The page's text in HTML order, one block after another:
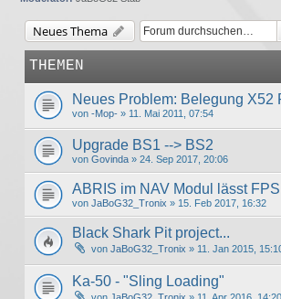
Neues Thema
THEMEN
Neues Problem: Belegung X52
von -Mop- » 11. Mai 2011, 07:54
Upgrade BS1 --> BS2
von Govinda » 24. Sep 2017, 20:06
ABRIS im NAV Modul lässt
von JaBoG32_Tronix » 15. Feb 2017, 16:32
Black Shark Pit project...
von JaBoG32_Tronix » 11. Jan 2015,
Ka-50 - "Sling Loading"